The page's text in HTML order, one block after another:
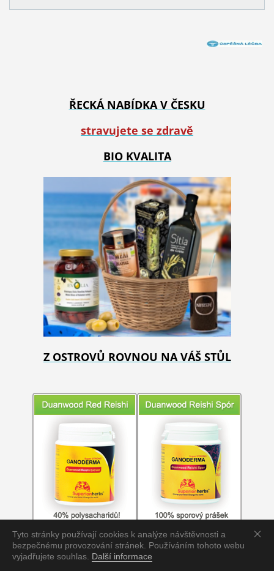
Tyto stránky používají cookies k analýze návštěvnosti a
bezpečnému provozování stránek. Používáním tohoto webu
vyjadřujete souhlas. Další informace
ŘECKÁ NABÍDKA V ČESKU
stravujete se zdravě
BIO KVALITA
Z OSTROVŮ ROVNOU NA VÁŠ STŮL